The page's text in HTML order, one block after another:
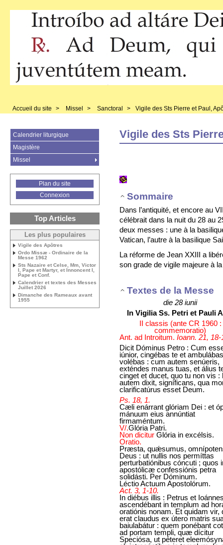
Accueil du site > Missel > Sanctoral > Vigile des Sts Pierre et Paul,
Vigile des Sts
Sommaire
Dans l’antiquité, et encore au
célébrait dans la nuit du 28 au
deux messes : une à la
Vatican, l’autre à la basilique
La réforme de Jean XXIII a
son grade de vigile majeure à
Textes de la Messe
die 28 iunii
In Vigilia Ss. Petri et Pauli
II classis (ante CR 1960 :
commemoratio)
Ant. ad Introitum. Ioann. 21, 18-
Dicit Dóminus Petro : Cum
iúnior, cingébas te et
volébas : cum autem senúeris,
exténdes manus tuas, et álius
cinget et ducet, quo tu non vis :
autem dixit, signíficans, qua
clarificatúrus esset Deum.
Ps. 18, 1.
Cæli enárrant glóriam Dei : et
mánuum eius annúntiat
firmaméntum.
V/.Glória Patri.
Non dicitur Glória in excélsis.
Oratio.
Præsta, quǽsumus,
Deus : ut nullis nos permíttas
perturbatiónibus cóncuti ; quos
apostólicæ confessiónis petra
solidásti. Per Dóminum.
Léctio Actuum Apostolórum.
Act. 3, 1-10.
In diébus illis : Petrus et
ascendébant in templum ad
oratiónis nonam. Et quidam vir,
erat claudus ex útero matris
baiulabátur : quem ponébant
ad portam templi, quæ dícitur
Speciósa, ut péteret
Calendrier liturgique
Magistère
Missel
Plan du site
Connexion
Top Articles
Les plus populaires
Vigile des Apôtres
Ordo Missæ - Ordinaire de la
Messe 1962
Sts Nazaire et Celse, Mm, Victor
I, Pape et Martyr, et Innoncent I,
Pape et Conf.
Calendrier et textes des Messes
Juillet 2026
Dimanche des Rameaux avant
1955